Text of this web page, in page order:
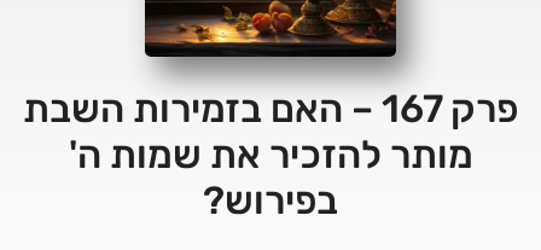
פרק 167 – האם בזמירות השבת
מותר להזכיר את שמות ה'
בפירוש?